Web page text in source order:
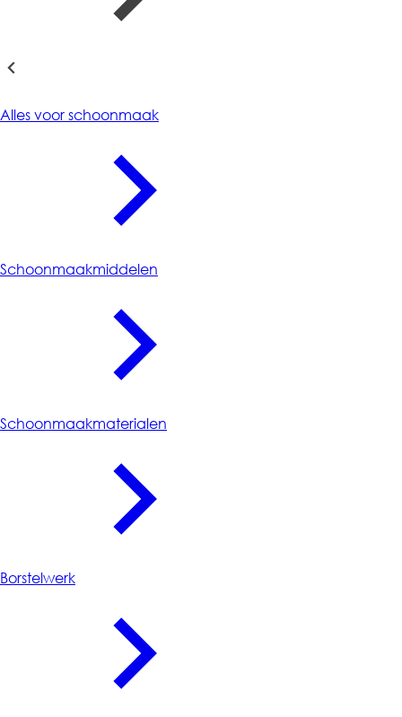
Alles voor schoonmaak
Schoonmaakmiddelen
Schoonmaakmaterialen
Borstelwerk